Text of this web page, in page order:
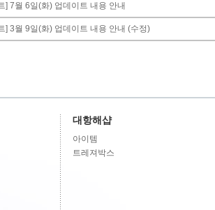
] 7월 6일(화) 업데이트 내용 안내
] 3월 9일(화) 업데이트 내용 안내 (수정)
대항해샵
아이템
트레져박스